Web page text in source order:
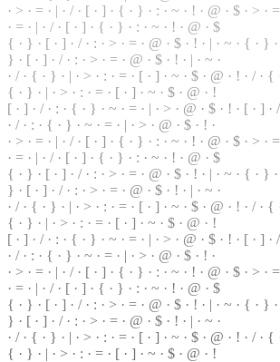
· > · = · | · / · [ · ] · { · } · : · ~ · ! · @ · $ · > ·
· = · | · /· [ · ] · { · } · : · ~ · ! · @ · $
{ · } · [ · ] · / · : · > · = · @ · $ · ! · | · ~ · { · }
} · [ · ] · /· : · > · = · @ · $ · ! · | · ~ ·
· / · { · } · | · > · : · = · [ · ] · ~ · $ · @ · ! · / · {
{ · } · | · > · : · = · [ · ] · ~ · $ · @ · !
[ · ] · / · : · { · } · ~ · = · | · > · @ · $ · ! · [ · ] ·
· / · : · { · } · ~ · = · | · > · @ · $ · ! ·
· > · = · | · /· [ · ] · { · } · : · ~ · ! · @ · $ · > · =
· = · | · / · [ · ] · { · } · : · ~ · ! · @ · $
{ · } · [ · ] · / · : · > · = · @ · $ · ! · | · ~ · { · } ·
} · [ · ] · / · : · > · = · @ · $ · ! · | · ~ ·
· / · { · } · | · > · : · = · [ · ] · ~ · $ · @ · ! · / · {
{ · } · | · > · : · = · [ · ] · ~ · $ · @ · !
[ · ] · / · : · { · } · ~ · = · | · > · @ · $ · ! · [ · ] ·
· / · : · { · } · ~ · = · | · > · @ · $ · ! ·
· > · = · | · / · [ · ] · { · } · : · ~ · ! · @ · $ · > ·
· = · | · / · [ · ] · { · } · : · ~ · ! · @ · $
{ · } · [ · ] · / · : · > · = · @ · $ · ! · | · ~ · { · }
} · [ · ] · / · : · > · = · @ · $ · ! · | · ~ ·
· / · { · } · | · > · : · = · [ · ] · ~ · $ · @ · ! · / · {
{ · } · | · > · : · = · [ · ] · ~ · $ · @ · !